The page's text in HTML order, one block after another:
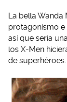
La bella Wanda
protagonismo e
así que sería
los X-Men
de superhéroes.